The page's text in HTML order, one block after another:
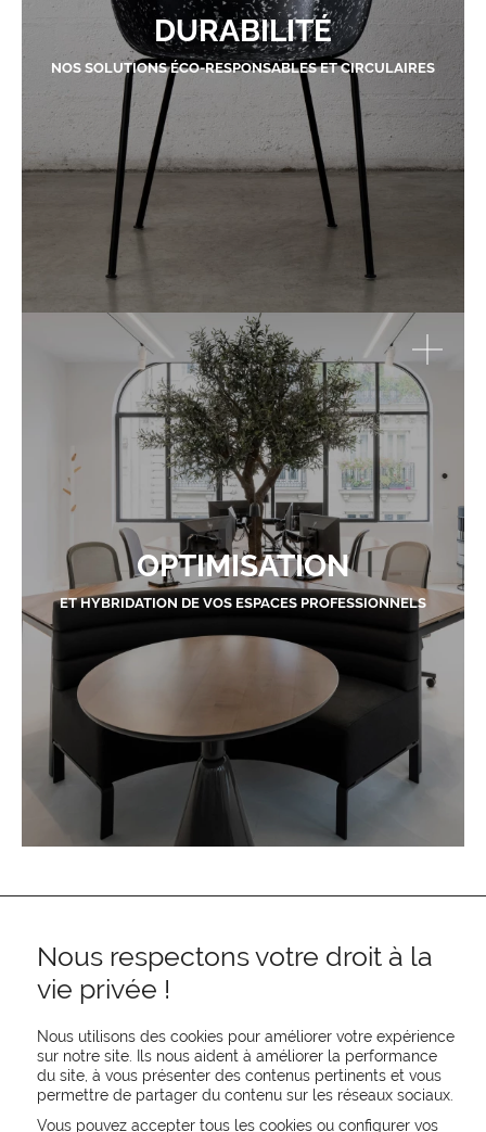
DURABILITÉ
NOS SOLUTIONS ÉCO-RESPONSABLES ET CIRCULAIRES
OPTIMISATION
ET HYBRIDATION DE VOS ESPACES PROFESSIONNELS
REJOIGNEZ-NOUS
CONTACTEZ-NOUS
Nous respectons votre droit à la
vie privée !
Nous utilisons des cookies pour améliorer votre expérience
sur notre site. Ils nous aident à améliorer la performance
du site, à vous présenter des contenus pertinents et vous
permettre de partager du contenu sur les réseaux sociaux.
Vous pouvez accepter tous les cookies ou configurer vos